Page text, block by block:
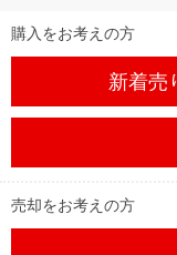
購入をお考えの方
新着売
売却をお考えの方